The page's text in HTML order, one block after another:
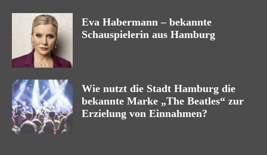
Eva Habermann – bekannte
Schauspielerin aus Hamburg
Wie nutzt die Stadt Hamburg die
bekannte Marke „The Beatles“ zur
Erzielung von Einnahmen?